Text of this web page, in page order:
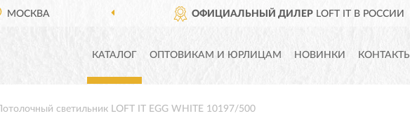
МОСКВА ОФИЦИАЛЬНЫЙ ДИЛЕР LOFT IT В РОССИИ
КАТАЛОГ ОПТОВИКАМ И ЮРЛИЦАМ НОВИНКИ КОНТАКТЫ
Потолочный светильник LOFT IT EGG WHITE 10197/500